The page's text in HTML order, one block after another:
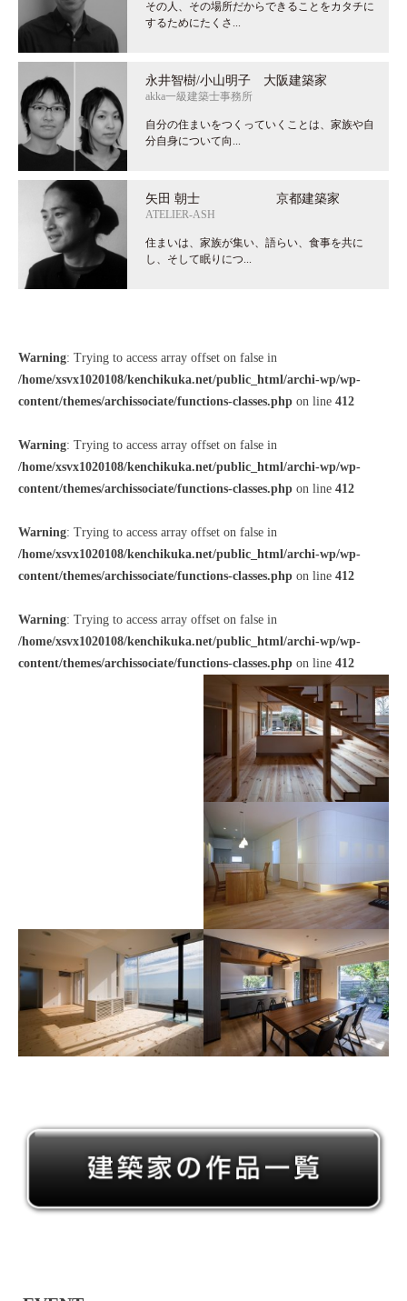
その人、その場所だからできることをカタチに
するためにたくさ...
永井智樹/小山明子 大阪建築家
akka一級建築士事務所
自分の住まいをつくっていくことは、家族や自
分自身について向...
矢田 朝士 京都建築家
ATELIER-ASH
住まいは、家族が集い、語らい、食事を共に
し、そして眠りにつ...
Warning: Trying to access array offset on false in
/home/xsvx1020108/kenchikuka.net/public_html/archi-wp/wp-
content/themes/archissociate/functions-classes.php on line 412
Warning: Trying to access array offset on false in
/home/xsvx1020108/kenchikuka.net/public_html/archi-wp/wp-
content/themes/archissociate/functions-classes.php on line 412
Warning: Trying to access array offset on false in
/home/xsvx1020108/kenchikuka.net/public_html/archi-wp/wp-
content/themes/archissociate/functions-classes.php on line 412
Warning: Trying to access array offset on false in
/home/xsvx1020108/kenchikuka.net/public_html/archi-wp/wp-
content/themes/archissociate/functions-classes.php on line 412